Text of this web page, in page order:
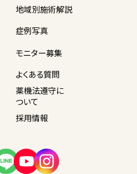
地域別施術解説
症例写真
モニター募集
よくある質問
薬機法遵守に
ついて
採用情報